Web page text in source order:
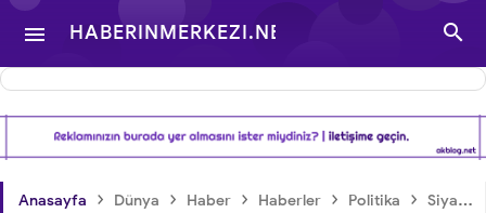
 HABERINMERKEZI.NET
- TÜRKIYE VE DÜNYA
GÜNDEMINDEN

Anasayfa › Dünya › Haber › Haberler › Politika › Siyaset